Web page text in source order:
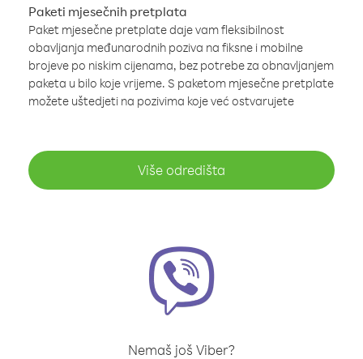
Paketi mjesečnih pretplata
Paket mjesečne pretplate daje vam fleksibilnost
obavljanja međunarodnih poziva na fiksne i mobilne
brojeve po niskim cijenama, bez potrebe za obnavljanjem
paketa u bilo koje vrijeme. S paketom mjesečne pretplate
možete uštedjeti na pozivima koje već ostvarujete
Više odredišta
Nemaš još Viber?